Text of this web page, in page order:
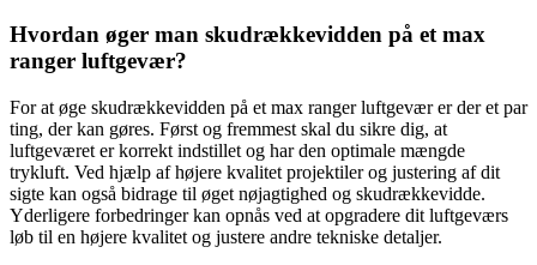
Hvordan øger man skudrækkevidden på et max
ranger luftgevær?
For at øge skudrækkevidden på et max ranger luftgevær er der et par
ting, der kan gøres. Først og fremmest skal du sikre dig, at
luftgeværet er korrekt indstillet og har den optimale mængde
trykluft. Ved hjælp af højere kvalitet projektiler og justering af dit
sigte kan også bidrage til øget nøjagtighed og skudrækkevidde.
Yderligere forbedringer kan opnås ved at opgradere dit luftgeværs
løb til en højere kvalitet og justere andre tekniske detaljer.